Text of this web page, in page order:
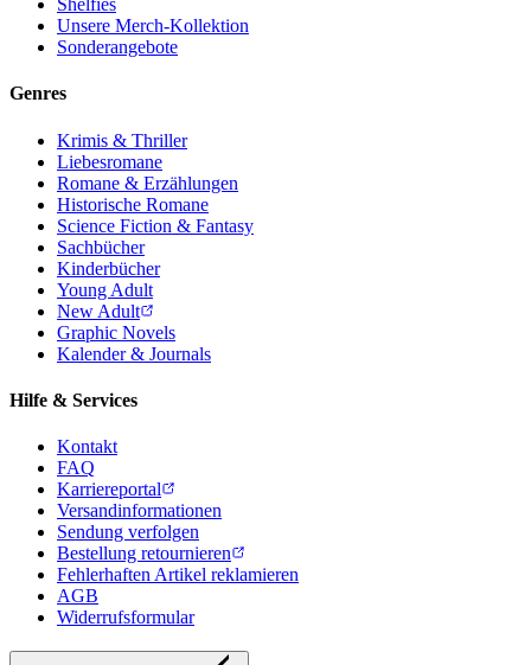
Shelfies
Unsere Merch-Kollektion
Sonderangebote
Genres
Krimis & Thriller
Liebesromane
Romane & Erzählungen
Historische Romane
Science Fiction & Fantasy
Sachbücher
Kinderbücher
Young Adult
New Adult
Graphic Novels
Kalender & Journals
Hilfe & Services
Kontakt
FAQ
Karriereportal
Versandinformationen
Sendung verfolgen
Bestellung retournieren
Fehlerhaften Artikel reklamieren
AGB
Widerrufsformular